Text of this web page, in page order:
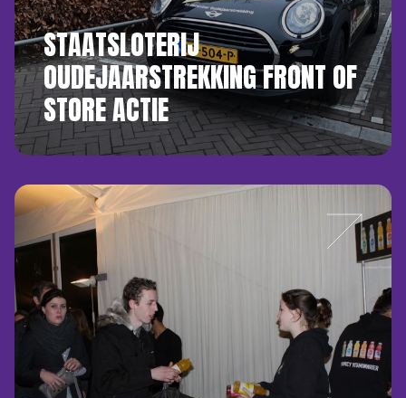
STAATSLOTERIJ
OUDEJAARSTREKKING FRONT OF
STORE ACTIE